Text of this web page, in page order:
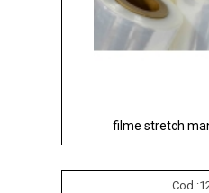
filme stretch
Cod.: